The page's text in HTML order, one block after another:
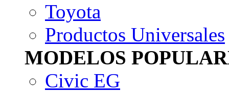
Toyota
Productos Universales
MODELOS
Civic EG